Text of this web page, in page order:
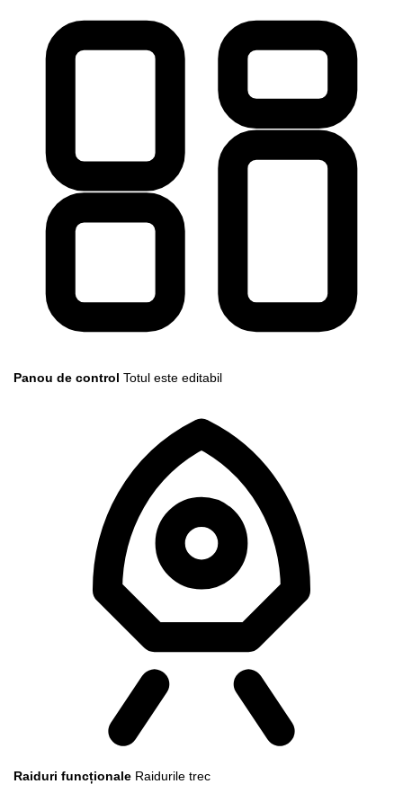
Panou de control Totul este editabil
Raiduri funcționale Raidurile trec